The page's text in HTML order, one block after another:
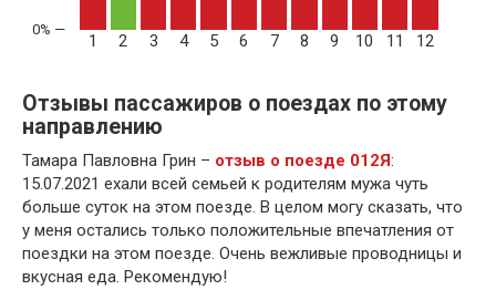
1 2 3 4 5 6 7 8 9 10 11 12
Отзывы пассажиров о поездах по этому
направлению
Тамара Павловна Грин – отзыв о поезде 012Я:
15.07.2021 ехали всей семьей к родителям мужа чуть
больше суток на этом поезде. В целом могу сказать, что
у меня остались только положительные впечатления от
поездки на этом поезде. Очень вежливые проводницы и
вкусная еда. Рекомендую!